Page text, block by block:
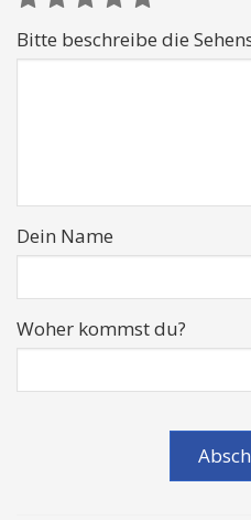
Bitte beschreibe die
Dein Name
Woher kommst du?